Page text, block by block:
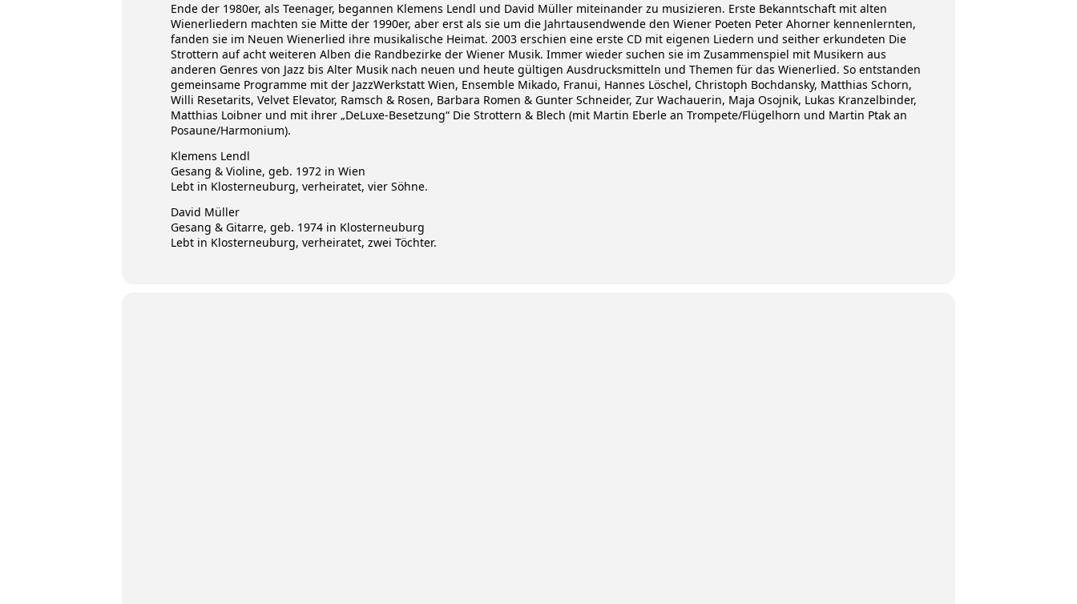
Ende der 1980er, als Teenager, begannen Klemens Lendl und David Müller miteinander zu musizieren. Erste Bekanntschaft mit alten
Wienerliedern machten sie Mitte der 1990er, aber erst als sie um die Jahrtausendwende den Wiener Poeten Peter Ahorner kennenlernten,
fanden sie im Neuen Wienerlied ihre musikalische Heimat. 2003 erschien eine erste CD mit eigenen Liedern und seither erkundeten Die
Strottern auf acht weiteren Alben die Randbezirke der Wiener Musik. Immer wieder suchen sie im Zusammenspiel mit Musikern aus
anderen Genres von Jazz bis Alter Musik nach neuen und heute gültigen Ausdrucksmitteln und Themen für das Wienerlied. So entstanden
gemeinsame Programme mit der JazzWerkstatt Wien, Ensemble Mikado, Franui, Hannes Löschel, Christoph Bochdansky, Matthias Schorn,
Willi Resetarits, Velvet Elevator, Ramsch & Rosen, Barbara Romen & Gunter Schneider, Zur Wachauerin, Maja Osojnik, Lukas Kranzelbinder,
Matthias Loibner und mit ihrer „DeLuxe-Besetzung“ Die Strottern & Blech (mit Martin Eberle an Trompete/Flügelhorn und Martin Ptak an
Posaune/Harmonium).
Klemens Lendl
Gesang & Violine, geb. 1972 in Wien
Lebt in Klosterneuburg, verheiratet, vier Söhne.
David Müller
Gesang & Gitarre, geb. 1974 in Klosterneuburg
Lebt in Klosterneuburg, verheiratet, zwei Töchter.